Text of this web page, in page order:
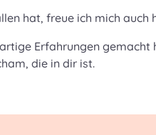
hat, freue ich mich auch
Erfahrungen
die in dir ist.